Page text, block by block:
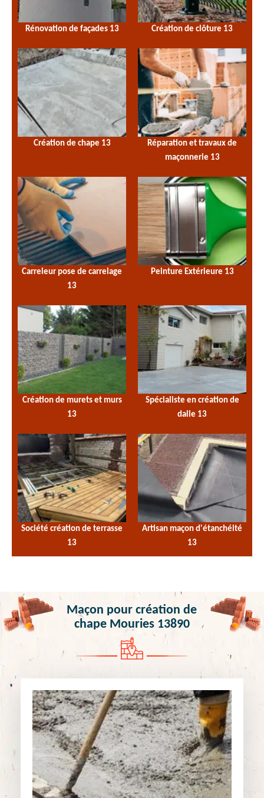
Rénovation de façades 13 Création de clôture 13
Création de chape 13
Réparation et travaux de
maçonnerie 13
Carreleur pose de carrelage
13
Peinture Extérieure 13
Création de murets et murs
13
Spécialiste en création de
dalle 13
Société création de terrasse
13
Artisan maçon d'étanchéité
13
Maçon pour création de
chape Mouries 13890